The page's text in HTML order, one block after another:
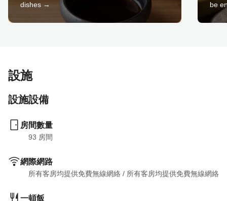
dishes →
be
設施
設施設備
房間數量
93 房間
網際網路
所有客房均提供免費無線網絡 / 所有客房均提供免費無線網絡
一頓飯